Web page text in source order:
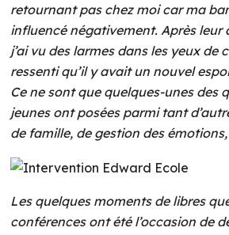
retournant pas chez moi car ma
influencé négativement. Après leur
j’ai vu des larmes dans les yeux de
ressenti qu’il y avait un nouvel
Ce ne sont que quelques-unes des
jeunes ont posées parmi tant
de famille, de gestion des
Les quelques moments de libres
conférences ont été l’occasion de